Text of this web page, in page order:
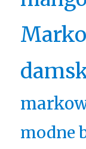
modne